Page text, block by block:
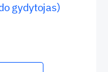
gydytojas)